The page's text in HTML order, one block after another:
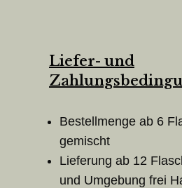
Liefer- und
Bestellmenge ab 6
gemischt
Lieferung ab 12
und Umgebung frei